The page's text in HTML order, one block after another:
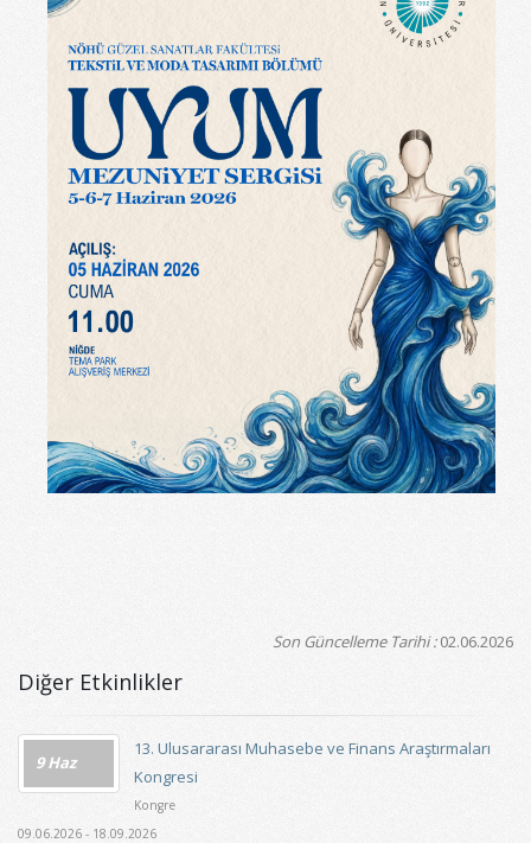
Son Güncelleme Tarihi :02.06.2026
Diğer Etkinlikler
9 Haz
13. Ulusararası Muhasebe ve Finans Araştırmaları
Kongresi
Kongre
09.06.2026 - 18.09.2026